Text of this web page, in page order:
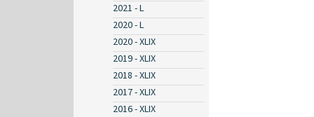
2021 - L
2020 - L
2020 - XLIX
2019 - XLIX
2018 - XLIX
2017 - XLIX
2016 - XLIX